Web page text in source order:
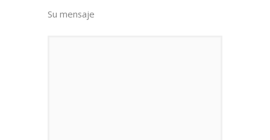
Su mensaje